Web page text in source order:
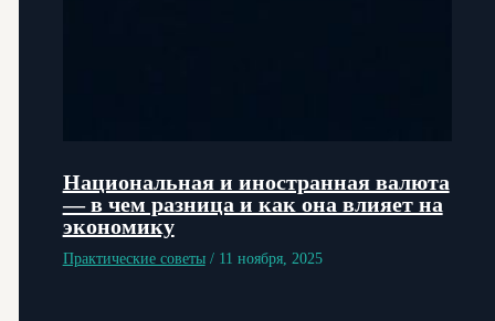
Национальная и иностранная валюта
— в чем разница и как она влияет на
экономику
Практические советы/ 11 ноября, 2025